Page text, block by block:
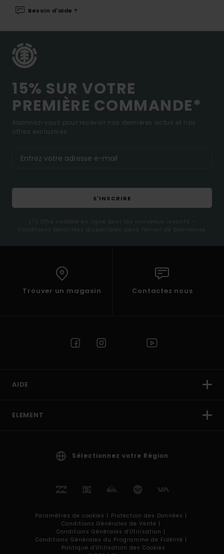
Besoin d'aide ?
15% SUR VOTRE
PREMIÈRE COMMANDE*
Abonnez-vous pour recevoir nos dernières actus et nos
offres exclusives.
S'INSCRIRE
(*) Offre valable en ligne pour les nouveaux inscrits -
Conditions détaillées disponibles dans l'email de bienvenue
Trouver un magasin Contactez nous
AIDE
ELEMENT
Sélectionnez votre Région
Paramètres de cookies | Protection des Données |
Conditions Générales de Vente |
Conditions Générales d'Utilisation |
Conditions Générales du Programme de Fidélité |
Politique d'Utilisation des Cookies